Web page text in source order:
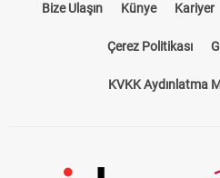
Bize Ulaşın Künye Kariyer
Çerez Politikası
KVKK Aydınlatma